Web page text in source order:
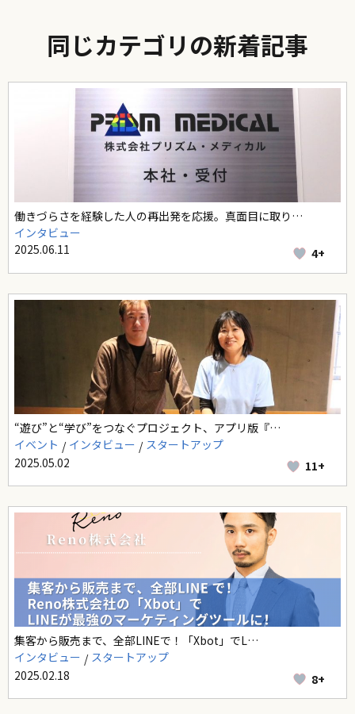
同じカテゴリの新着記事
働きづらさを経験した人の再出発を応援。真面目に取り…
インタビュー
2025.06.11
4+
“遊び”と“学び”をつなぐプロジェクト、アプリ版『…
イベント
インタビュー
スタートアップ
2025.05.02
11+
集客から販売まで、全部LINEで！「Xbot」でL…
インタビュー
スタートアップ
2025.02.18
8+